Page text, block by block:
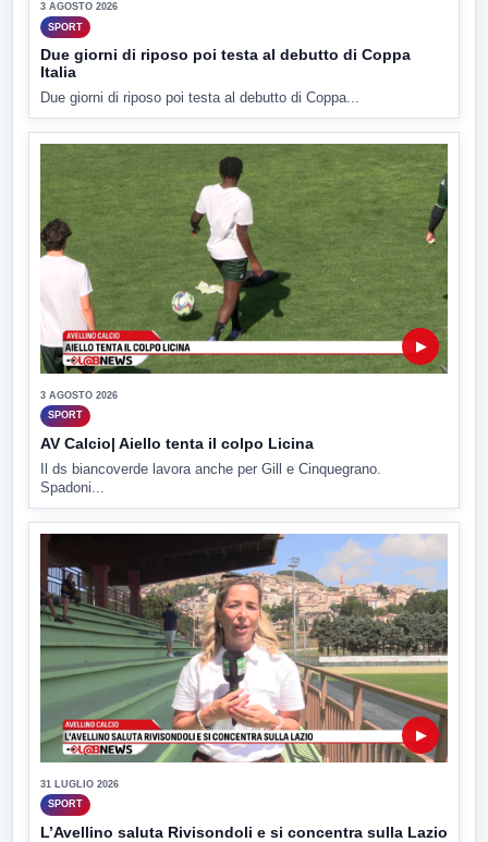
3 AGOSTO 2026
SPORT
Due giorni di riposo poi testa al debutto di Coppa
Italia
Due giorni di riposo poi testa al debutto di Coppa...
▶
3 AGOSTO 2026
SPORT
AV Calcio| Aiello tenta il colpo Licina
Il ds biancoverde lavora anche per Gill e Cinquegrano.
Spadoni...
▶
31 LUGLIO 2026
SPORT
L’Avellino saluta Rivisondoli e si concentra sulla Lazio